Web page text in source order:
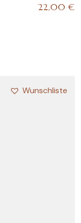
22,00 €
Wunschliste